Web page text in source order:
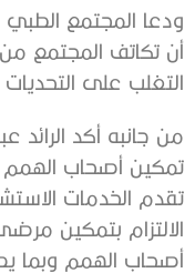
ودعا المجتمع الطبي
أن تكاتف المجتمع
التغلب على
من جانبه أكد
تمكين أصحاب الهمم
تقدم الخدمات
الالتزام بتمكين
أصحاب الهمم وبما